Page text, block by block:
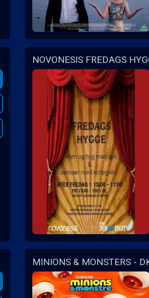
NOVONESIS FREDAGS
MINIONS & MONSTERS -